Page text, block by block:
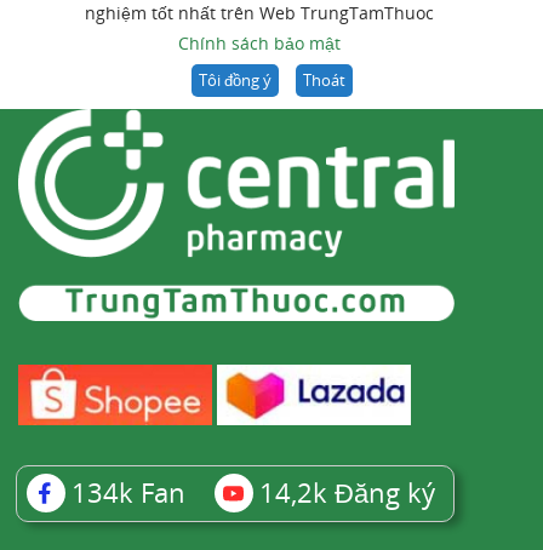
nghiệm tốt nhất trên Web TrungTamThuoc
Chính sách bảo mật
Tôi đồng ý Thoát
134k Fan 14,2k Đăng ký